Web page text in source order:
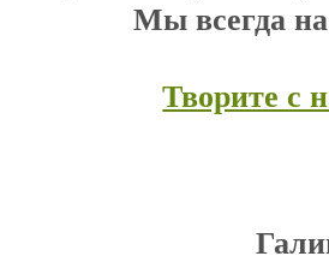
Мы всегда
Творите с